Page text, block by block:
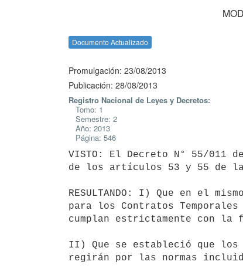
Documento Actualizado
Promulgación: 23/08/2013
Publicación: 28/08/2013
Registro Nacional de Leyes y Decretos:
Tomo: 1
Semestre: 2
Año: 2013
Página: 546
VISTO: El Decreto N° 55/011
de los artículos 53 y 55 de la
RESULTANDO: I) Que en el
para los Contratos
cumplan estrictamente con
II) Que se estableció que los
regirán por las normas